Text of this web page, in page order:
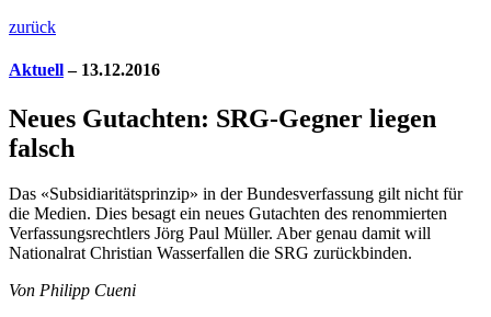
zurück
Aktuell– 13.12.2016
Neues Gutachten: SRG-Gegner liegen
falsch
Das «Subsidiaritätsprinzip» in der Bundesverfassung gilt nicht für
die Medien. Dies besagt ein neues Gutachten des renommierten
Verfassungsrechtlers Jörg Paul Müller. Aber genau damit will
Nationalrat Christian Wasserfallen die SRG zurückbinden.
Von Philipp Cueni